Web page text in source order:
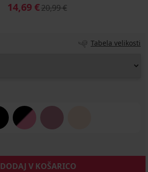
14,69 €20,99 €
Tabela velikosti
DODAJ V KOŠARICO